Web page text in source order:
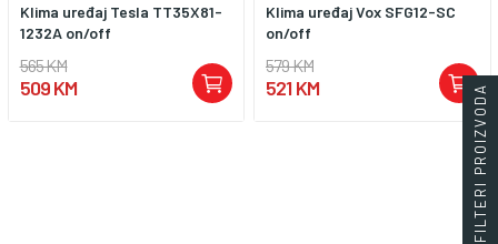
Klima uređaj Tesla TT35X81-
1232A on/off
565 KM
509 KM
Klima uređaj Vox SFG12-SC
on/off
579 KM
521 KM FILTERI PROIZVODA